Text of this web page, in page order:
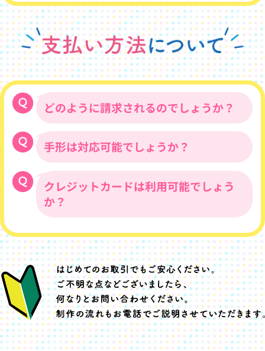
の台風接近に伴う暴風や大雨の影響により、一部地
域でお荷物のお届けに遅れが生じる可能性がありま
すが、その場合も保証の対象外となります。
パソコン上で見ているのはRGB（赤・緑・
青を組み合わせた色）で、チラシに印刷し
たカラーは（CMYKの４原色）となり、ど
うしても若干色味が変わってしまいます。
また印刷に使用する用紙の種類や、その日
の気温などによっても、同じデータを使用
しても印刷ごとに色が異なる場合もござい
ます。
かなり色味にこだわりがございます場合
は、印刷前に色味を確認するための「色校
正」をお薦めいたします。１枚に8,000が
別途かかります。
どのように請求されるのでしょうか？
新聞折込代金も含め、チラシの入稿日付け
で請求書を発行させていただきます。御社
規定の支払日に、弊社指定口座へご入金く
ださい。但し、最長で締め日より、60日以
内でお願いいたします。
手形は対応可能でしょうか？
対応させていただきます。
クレジットカードは利用可能でしょう
か？
はい、下記カード会社ならご利用可能で
す。
クレジットカードご利用の場合は、デザイ
ン制作の着手前にお支払い手続きをお願い
いたします。